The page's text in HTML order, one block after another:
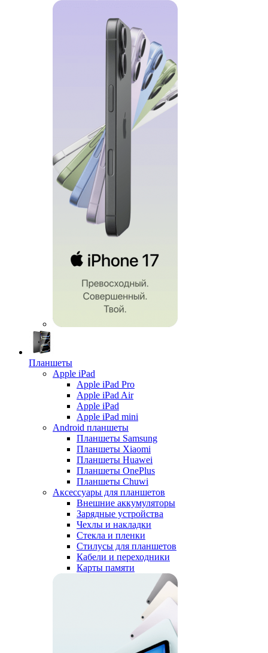
Планшеты
Apple iPad
Apple iPad Pro
Apple iPad Air
Apple iPad
Apple iPad mini
Android планшеты
Планшеты Samsung
Планшеты Xiaomi
Планшеты Huawei
Планшеты OnePlus
Планшеты Chuwi
Аксессуары для планшетов
Внешние аккумуляторы
Зарядные устройства
Чехлы и накладки
Стекла и пленки
Стилусы для планшетов
Кабели и переходники
Карты памяти